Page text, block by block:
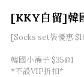
[KKY自留]韓
[Socks set裝優惠
韓國小襪子 $35@1
*不設VIP折扣*